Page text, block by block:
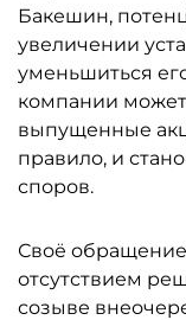
Бакешин,
увеличении
уменьшиться
компании
выпущенные
правило, и
споров.
Своё
отсутствием
созыве